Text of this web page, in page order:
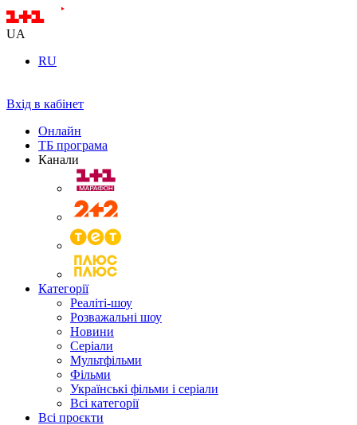
UA
RU
Вхід в кабінет
Онлайн
ТБ програма
Канали
Категорії
Реаліті-шоу
Розважальні шоу
Новини
Серіали
Мультфільми
Фільми
Українські фільми і серіали
Всі категорії
Всі проєкти